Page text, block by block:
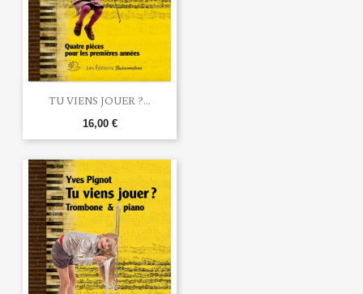
TU VIENS JOUER ?...
16,00 €